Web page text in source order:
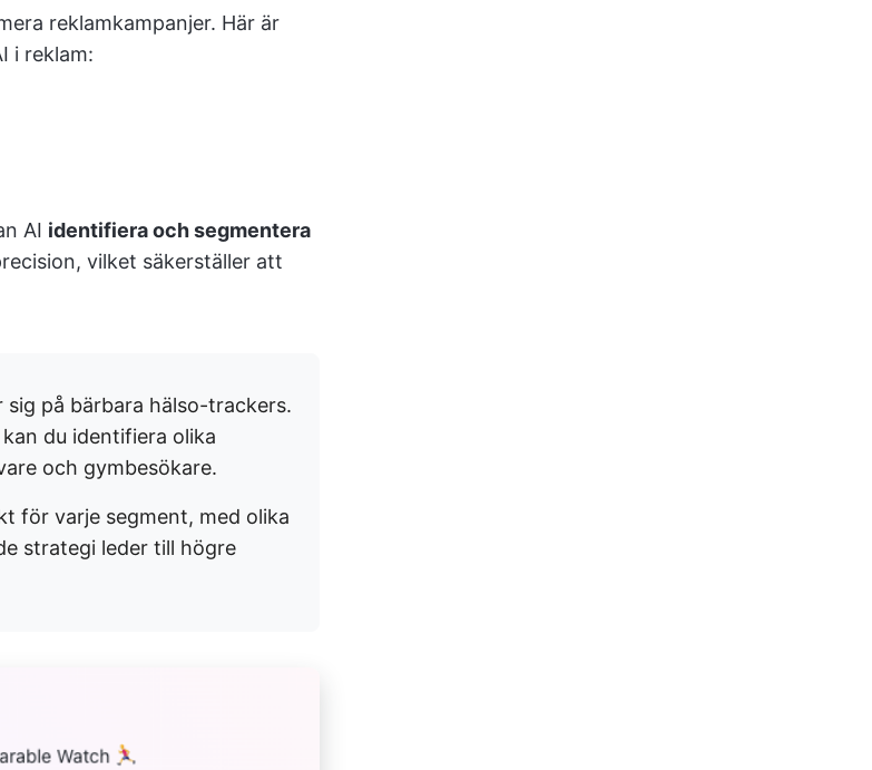
reklamkampanjer. Här är
i reklam:
AI identifiera och segmentera
vilket säkerställer att
på bärbara hälso-trackers.
du identifiera olika
och gymbesökare.
för varje segment, med olika
strategi leder till högre